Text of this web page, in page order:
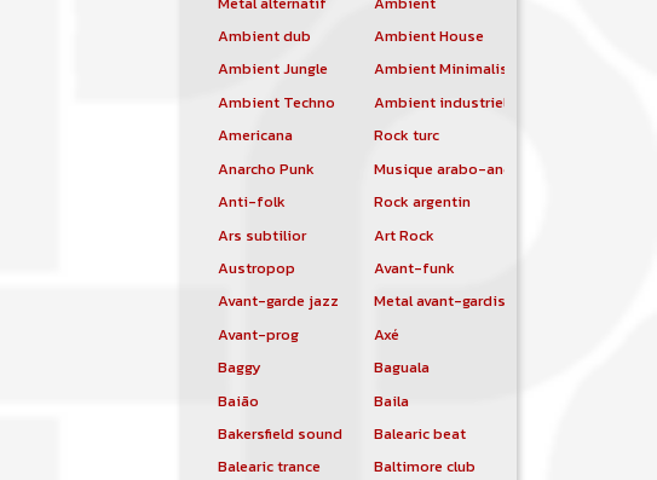
Ambient dub
Ambient House
Ambient Jungle
Ambient Minimalist
Ambient Techno
Ambient industriel
Americana
Rock turc
Anarcho Punk
Musique arabo-andalouse
Anti-folk
Rock argentin
Ars subtilior
Art Rock
Austropop
Avant-funk
Avant-garde jazz
Metal avant-gardiste
Avant-prog
Axé
Baggy
Baguala
Baião
Baila
Bakersfield sound
Balearic beat
Balearic trance
Baltimore club